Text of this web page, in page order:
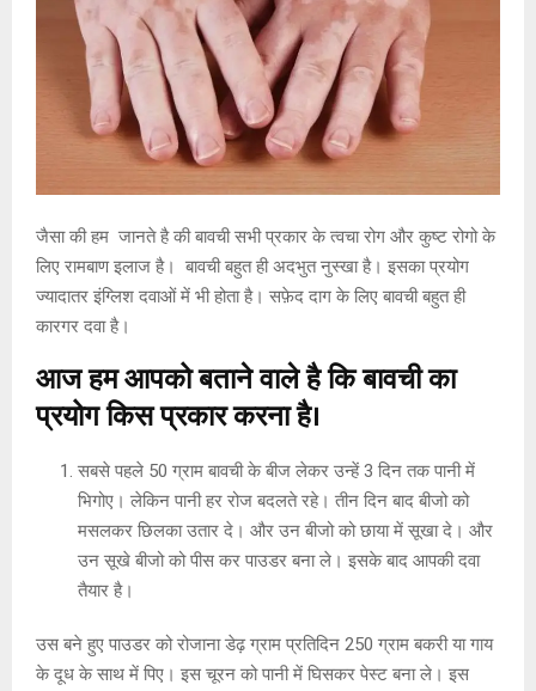
जैसा की हम जानते है की बावची सभी प्रकार के त्वचा रोग और कुष्ट रोगो के
लिए रामबाण इलाज है। बावची बहुत ही अदभुत नुस्खा है। इसका प्रयोग
ज्यादातर इंग्लिश दवाओं में भी होता है। सफ़ेद दाग के लिए बावची बहुत ही
कारगर दवा है।
आजहमआपकोबतानेवालेहैकिबावचीका
प्रयोगकिसप्रकारकरनाहै।
सबसे पहले 50 ग्राम बावची के बीज लेकर उन्हें 3 दिन तक पानी में
भिगोए। लेकिन पानी हर रोज बदलते रहे। तीन दिन बाद बीजो को
मसलकर छिलका उतार दे। और उन बीजो को छाया में सूखा दे। और
उन सूखे बीजो को पीस कर पाउडर बना ले। इसके बाद आपकी दवा
तैयार है।
उस बने हुए पाउडर को रोजाना डेढ़ ग्राम प्रतिदिन 250 ग्राम बकरी या गाय
के दूध के साथ में पिए। इस चूरन को पानी में घिसकर पेस्ट बना ले। इस